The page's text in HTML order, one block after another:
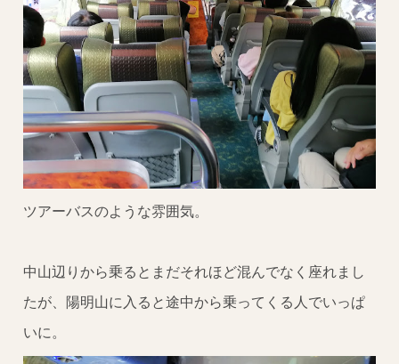
ツアーバスのような雰囲気。
中山辺りから乗るとまだそれほど混んでなく座れまし
たが、陽明山に入ると途中から乗ってくる人でいっぱ
いに。